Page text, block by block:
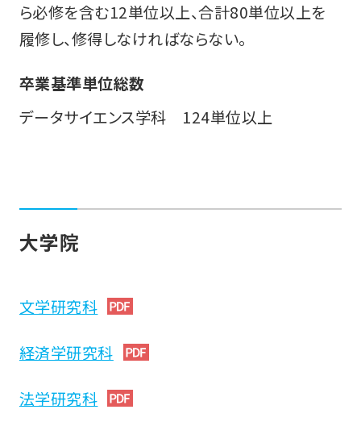
ら必修を含む12単位以上、合計80単位以上を
履修し、修得しなければならない。
卒業基準単位総数
データサイエンス学科 124単位以上
大学院
文学研究科
経済学研究科
法学研究科